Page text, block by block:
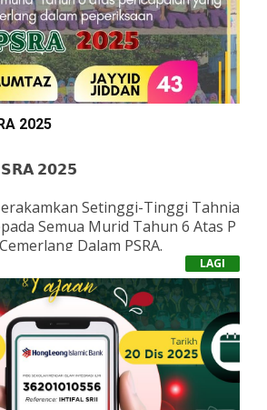
2025
𝟮𝟬𝟮𝟱
Setinggi-Tinggi Tahnia
Semua Murid Tahun 6 Atas P
Dalam PSRA.
Dengan Usaha Gigih, Komit
Yang Ditunjukkan Sepanjang T
Pencapaian Ini Membuktikan
Dan Disiplin Adalah Kunci Ke
Hari Ini Menjadi Pemangkin Sem
Melakar Lebih Banyak Kecemer
LAGI